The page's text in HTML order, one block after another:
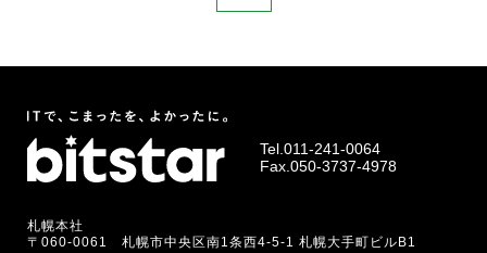
情報セキュリティ
プライバシーポリシー
Tel. 011-241-0064
Fax.050-3737-4978
札幌本社
〒060-0061 札幌市中央区南1条西4-5-1 札幌大手町ビルB1